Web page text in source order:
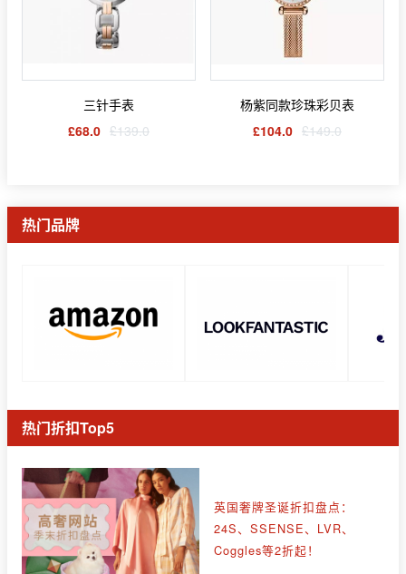
三针手表
£68.0 £139.0
杨紫同款珍珠彩贝表
£104.0 £149.0
热门品牌
热门折扣Top5
英国奢牌圣诞折扣盘点：
24S、SSENSE、LVR、
Coggles等2折起！